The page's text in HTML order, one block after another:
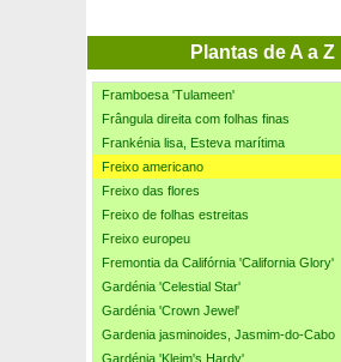
Plantas de A a Z
Framboesa sem espinhos 'Red Angel'
Framboesa sem espinhos 'Versailles'
Framboesa 'Tulameen'
Frângula direita com folhas finas
Frankénia lisa, Esteva marítima
Freixo americano
Freixo das flores
Freixo de folhas estreitas
Freixo europeu
Fremontia da Califórnia 'California Glory'
Gardénia 'Celestial Star'
Gardénia 'Crown Jewel'
Gardenia jasminoides, Jasmim-do-Cabo
Gardénia 'Kleim's Hardy'